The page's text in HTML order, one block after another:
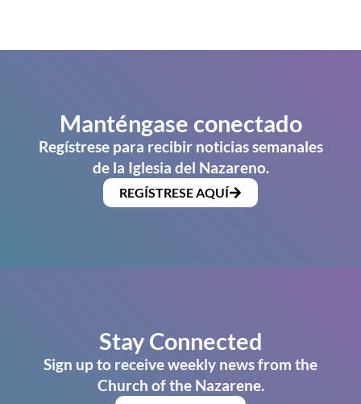
Manténgase conectado
Regístrese para recibir noticias semanales
de la Iglesia del Nazareno.
REGÍSTRESE AQUÍ
Stay Connected
Sign up to receive weekly news from the
Church of the Nazarene.